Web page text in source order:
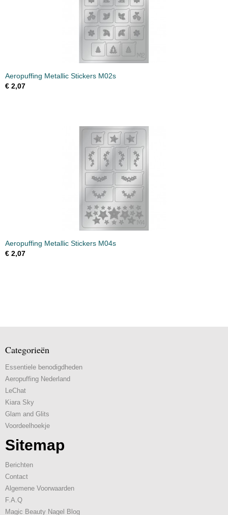
Aeropuffing Metallic Stickers M02s
€ 2,07
Aeropuffing Metallic Stickers M04s
€ 2,07
Categorieën
Essentiele benodigdheden
Aeropuffing Nederland
LeChat
Kiara Sky
Glam and Glits
Voordeelhoekje
Sitemap
Berichten
Contact
Algemene Voorwaarden
F.A.Q
Magic Beauty Nagel Blog